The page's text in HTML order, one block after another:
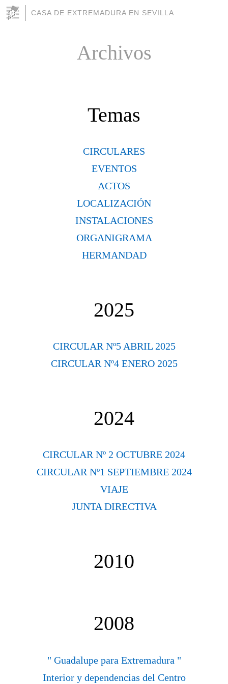
CASA DE EXTREMADURA EN SEVILLA
Archivos
Temas
CIRCULARES
EVENTOS
ACTOS
LOCALIZACIÓN
INSTALACIONES
ORGANIGRAMA
HERMANDAD
2025
CIRCULAR Nº5 ABRIL 2025
CIRCULAR Nº4 ENERO 2025
2024
CIRCULAR Nº 2 OCTUBRE 2024
CIRCULAR Nº1 SEPTIEMBRE 2024
VIAJE
JUNTA DIRECTIVA
2010
2008
" Guadalupe para Extremadura "
Interior y dependencias del Centro